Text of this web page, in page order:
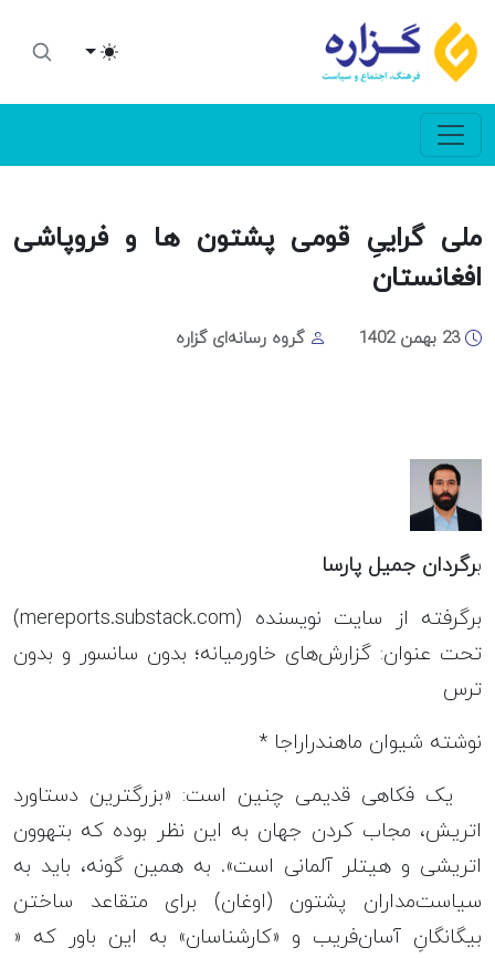
Toggle theme
ملی گراییِ قومی پشتون ها و فروپاشی
افغانستان
23 بهمن 1402 گروه رسانه‌ای گزاره
رگردان جمیل پارسا
برگرفته از سایت نویسنده (mereports.substack.com)
تحت عنوان: گزارش‌های خاورمیانه؛ بدون سانسور و بدون
ترس
نوشته شیوان ماهندراراجا *
یک فکاهی قدیمی چنین است: «بزرگترین دستاورد
اتریش، مجاب کردن جهان به این نظر بوده که بتهوون
اتریشی و هیتلر آلمانی است». به همین گونه، باید به
سیاست‌مداران پشتون (اوغان) برای متقاعد ساختن
بیگانگانِ آسان‌فریب و «کارشناسان» به این باور که «